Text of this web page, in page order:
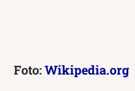
Foto:Wikipedia.org